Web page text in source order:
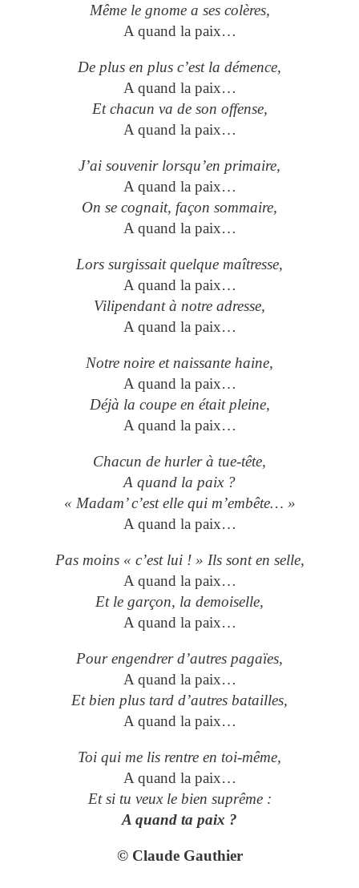
Même le gnome a ses colères,
A quand la paix…
De plus en plus c’est la démence,
A quand la paix…
Et chacun va de son offense,
A quand la paix…
J’ai souvenir lorsqu’en primaire,
A quand la paix…
On se cognait, façon sommaire,
A quand la paix…
Lors surgissait quelque maîtresse,
A quand la paix…
Vilipendant à notre adresse,
A quand la paix…
Notre noire et naissante haine,
A quand la paix…
Déjà la coupe en était pleine,
A quand la paix…
Chacun de hurler à tue-tête,
A quand la paix ?
« Madam’ c’est elle qui m’embête… »
A quand la paix…
Pas moins « c’est lui ! » Ils sont en selle,
A quand la paix…
Et le garçon, la demoiselle,
A quand la paix…
Pour engendrer d’autres pagaïes,
A quand la paix…
Et bien plus tard d’autres batailles,
A quand la paix…
Toi qui me lis rentre en toi-même,
A quand la paix…
Et si tu veux le bien suprême :
A quand ta paix ?
© Claude Gauthier